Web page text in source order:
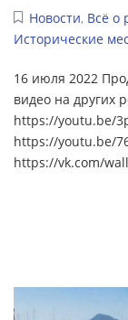
Новости, Всё о
Исторические
16 июля 2022
видео на других
https://youtu.be/
https://youtu.be/
https://vk.com/